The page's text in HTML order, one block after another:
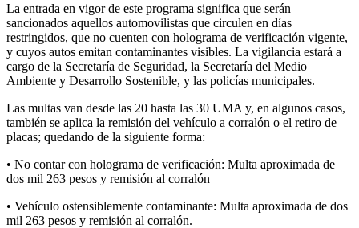
La entrada en vigor de este programa significa que serán
sancionados aquellos automovilistas que circulen en días
restringidos, que no cuenten con holograma de verificación vigente,
y cuyos autos emitan contaminantes visibles. La vigilancia estará a
cargo de la Secretaría de Seguridad, la Secretaría del Medio
Ambiente y Desarrollo Sostenible, y las policías municipales.
Las multas van desde las 20 hasta las 30 UMA y, en algunos casos,
también se aplica la remisión del vehículo a corralón o el retiro de
placas; quedando de la siguiente forma:
• No contar con holograma de verificación: Multa aproximada de
dos mil 263 pesos y remisión al corralón
• Vehículo ostensiblemente contaminante: Multa aproximada de dos
mil 263 pesos y remisión al corralón.